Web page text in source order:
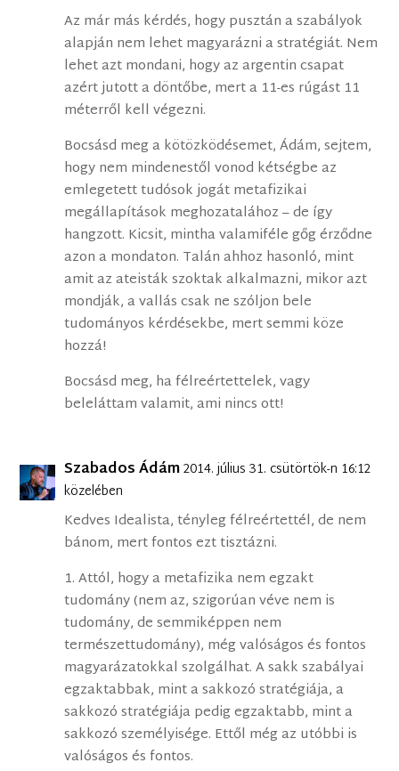
Az már más kérdés, hogy pusztán a szabályok
alapján nem lehet magyarázni a stratégiát. Nem
lehet azt mondani, hogy az argentin csapat
azért jutott a döntőbe, mert a 11-es rúgást 11
méterről kell végezni.
Bocsásd meg a kötözködésemet, Ádám, sejtem,
hogy nem mindenestől vonod kétségbe az
emlegetett tudósok jogát metafizikai
megállapítások meghozatalához – de így
hangzott. Kicsit, mintha valamiféle gőg érződne
azon a mondaton. Talán ahhoz hasonló, mint
amit az ateisták szoktak alkalmazni, mikor azt
mondják, a vallás csak ne szóljon bele
tudományos kérdésekbe, mert semmi köze
hozzá!
Bocsásd meg, ha félreértettelek, vagy
beleláttam valamit, ami nincs ott!
Szabados Ádám2014. július 31. csütörtök-n 16:12
közelében
Kedves Idealista, tényleg félreértettél, de nem
bánom, mert fontos ezt tisztázni.
1. Attól, hogy a metafizika nem egzakt
tudomány (nem az, szigorúan véve nem is
tudomány, de semmiképpen nem
természettudomány), még valóságos és fontos
magyarázatokkal szolgálhat. A sakk szabályai
egzaktabbak, mint a sakkozó stratégiája, a
sakkozó stratégiája pedig egzaktabb, mint a
sakkozó személyisége. Ettől még az utóbbi is
valóságos és fontos.